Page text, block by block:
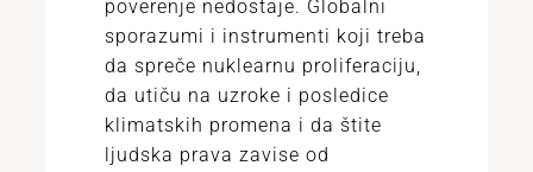
poverenje nedostaje. Globalni
sporazumi i instrumenti koji treba
da spreče nuklearnu proliferaciju,
da utiču na uzroke i posledice
klimatskih promena i da štite
ljudska prava zavise od